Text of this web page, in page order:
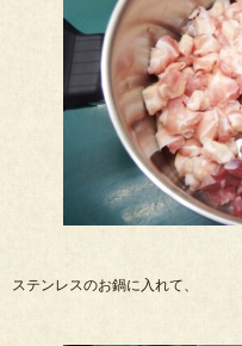
ステンレスのお鍋に入れて、